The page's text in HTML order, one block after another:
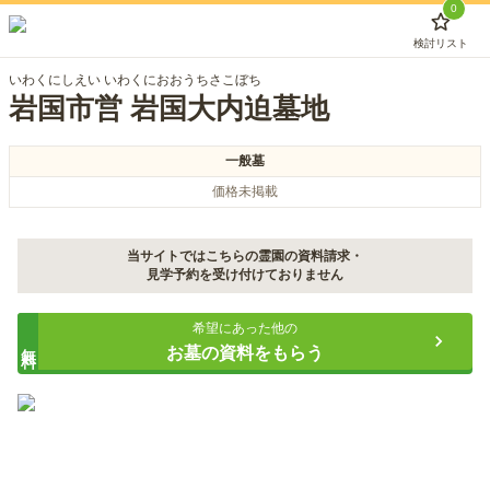
0
検討リスト
いわくにしえい いわくにおおうちさこぼち
岩国市営 岩国大内迫墓地
一般墓
価格未掲載
当サイトではこちらの霊園の資料請求・
見学予約を受け付けておりません
希望にあった他の
お墓の資料をもらう